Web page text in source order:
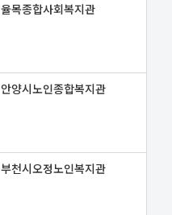
율목종합사회복지관
안양시노인종합복지관
부천시오정노인복지관